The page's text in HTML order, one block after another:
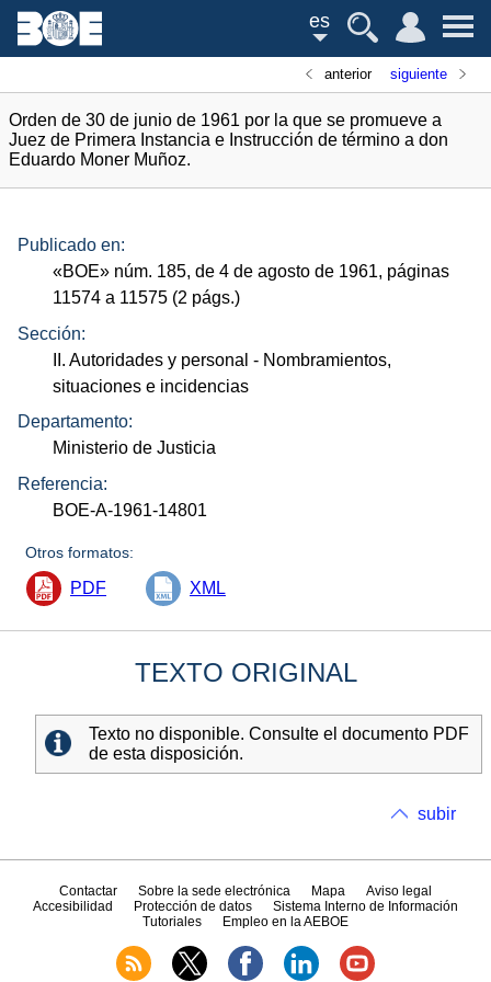
es
anterior siguiente
Orden de 30 de junio de 1961 por la que se promueve a
Juez de Primera Instancia e Instrucción de término a don
Eduardo Moner Muñoz.
Publicado en:
«BOE» núm. 185, de 4 de agosto de 1961, páginas
11574 a 11575 (2 págs.)
Sección:
II. Autoridades y personal - Nombramientos,
situaciones e incidencias
Departamento:
Ministerio de Justicia
Referencia:
BOE-A-1961-14801
Otros formatos:
PDF XML
TEXTO ORIGINAL
Texto no disponible. Consulte el documento PDF
de esta disposición.
subir
Contactar Sobre la sede electrónica Mapa
Aviso legal
Accesibilidad
Protección de datos
Sistema Interno de Información
Tutoriales
Empleo en la AEBOE